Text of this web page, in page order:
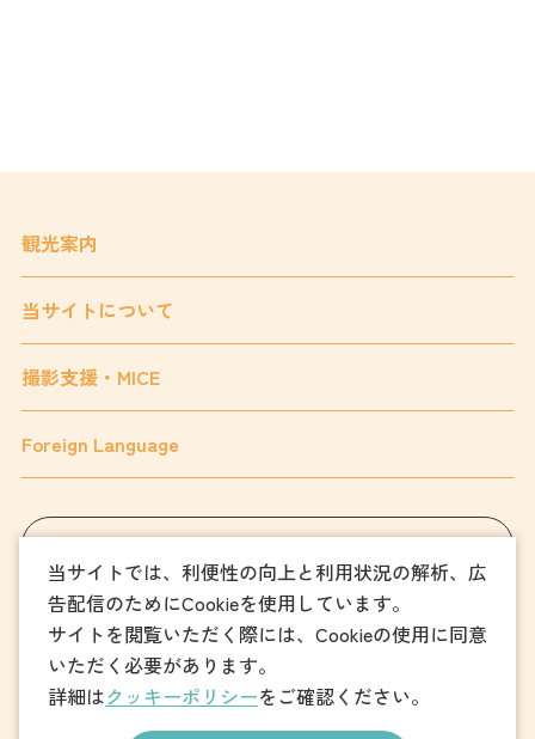
観光案内
当サイトについて
撮影支援・MICE
Foreign Language
フォトダウンロード
パンフレットダウンロード
お問い合わせ
当サイトでは、利便性の向上と利用状況の解析、広
告配信のためにCookieを使用しています。
サイトを閲覧いただく際には、Cookieの使用に同意
いただく必要があります。
詳細はクッキーポリシーをご確認ください。